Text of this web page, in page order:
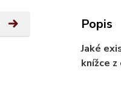
Popis
Jaké
knížce